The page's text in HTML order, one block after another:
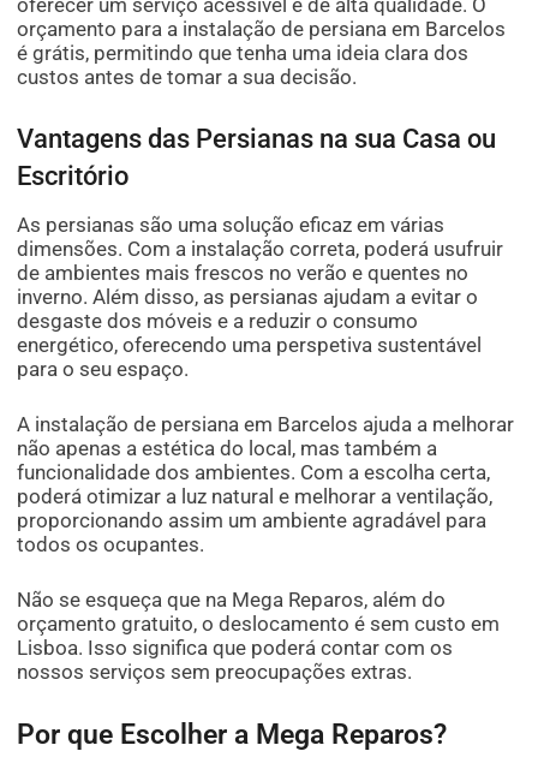
oferecer um serviço acessível e de alta qualidade. O
orçamento para a instalação de persiana em Barcelos
é grátis, permitindo que tenha uma ideia clara dos
custos antes de tomar a sua decisão.
Vantagens das Persianas na sua Casa ou
Escritório
As persianas são uma solução eficaz em várias
dimensões. Com a instalação correta, poderá usufruir
de ambientes mais frescos no verão e quentes no
inverno. Além disso, as persianas ajudam a evitar o
desgaste dos móveis e a reduzir o consumo
energético, oferecendo uma perspetiva sustentável
para o seu espaço.
A instalação de persiana em Barcelos ajuda a melhorar
não apenas a estética do local, mas também a
funcionalidade dos ambientes. Com a escolha certa,
poderá otimizar a luz natural e melhorar a ventilação,
proporcionando assim um ambiente agradável para
todos os ocupantes.
Não se esqueça que na Mega Reparos, além do
orçamento gratuito, o deslocamento é sem custo em
Lisboa. Isso significa que poderá contar com os
nossos serviços sem preocupações extras.
Por que Escolher a Mega Reparos?